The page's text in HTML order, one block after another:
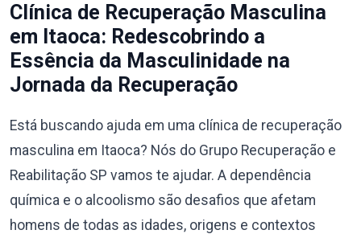
Clínica de Recuperação Masculina
em Itaoca: Redescobrindo a
Essência da Masculinidade na
Jornada da Recuperação
Está buscando ajuda em uma clínica de recuperação
masculina em Itaoca? Nós do Grupo Recuperação e
Reabilitação SP vamos te ajudar. A dependência
química e o alcoolismo são desafios que afetam
homens de todas as idades, origens e contextos